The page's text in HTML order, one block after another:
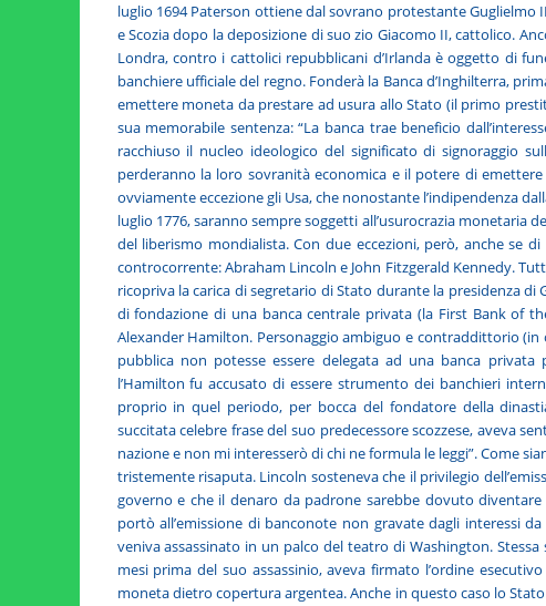
luglio 1694 Paterson ottiene dal sovrano protestante Guglielmo
e Scozia dopo la deposizione di suo zio Giacomo II, cattolico.
Londra, contro i cattolici repubblicani d’Irlanda è oggetto di
banchiere ufficiale del regno. Fonderà la Banca d’Inghilterra,
emettere moneta da prestare ad usura allo Stato (il primo
sua memorabile sentenza: “La banca trae beneficio
racchiuso il nucleo ideologico del significato di signoraggio
perderanno la loro sovranità economica e il potere di
ovviamente eccezione gli Usa, che nonostante l’indipendenza
luglio 1776, saranno sempre soggetti all’usurocrazia monetaria
del liberismo mondialista. Con due eccezioni, però, anche se
controcorrente: Abraham Lincoln e John Fitzgerald Kennedy.
ricopriva la carica di segretario di Stato durante la presidenza
di fondazione di una banca centrale privata (la First Bank of
Alexander Hamilton. Personaggio ambiguo e contraddittorio (in
pubblica non potesse essere delegata ad una banca
l’Hamilton fu accusato di essere strumento dei banchieri
proprio in quel periodo, per bocca del fondatore della
succitata celebre frase del suo predecessore scozzese, aveva
nazione e non mi interesserò di chi ne formula le leggi”. Come
tristemente risaputa. Lincoln sosteneva che il privilegio
governo e che il denaro da padrone sarebbe dovuto diventare
portò all’emissione di banconote non gravate dagli interessi
veniva assassinato in un palco del teatro di Washington.
mesi prima del suo assassinio, aveva firmato l’ordine
moneta dietro copertura argentea. Anche in questo caso lo